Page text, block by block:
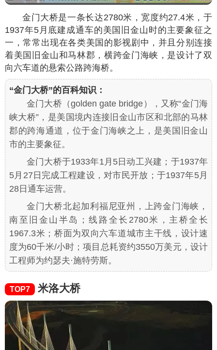
金门大桥是一条长达2780米，宽度约27.4米，于
1937年5月底建成通车的美国旧金山时的主要象征之
一，常常出现在各类美国的影视剧中，并且分别连接
着美国旧金山和马林郡，横跨金门海峡，是设计了双
向六车道的悬索公路跨海桥。
“金门大桥”的百科知识：
金门大桥（golden gate bridge），又称“金门海
峡大桥”，是美国境内连接旧金山市区和北部的马林
郡的跨海通道，位于金门海峡之上，是美国旧金山
市的主要象征。
金门大桥于1933年1月5日动工兴建；于1937年
5月27日完成工程建设，对市民开放；于1937年5月
28日通车运营。
金门大桥北起加利福尼亚州，上跨金门海峡，
南至旧金山半岛；线路全长2780米，主桥全长
1967.3米；桥面为双向六车道城市主干线，设计速
度为60千米/小时；项目总耗资约3550万美元，设计
工程师为约瑟夫·施特劳斯。
TOP7 米洛大桥